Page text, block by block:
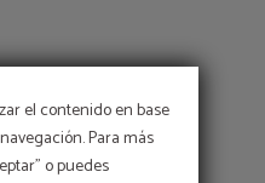
el contenido en base
Para más
o puedes